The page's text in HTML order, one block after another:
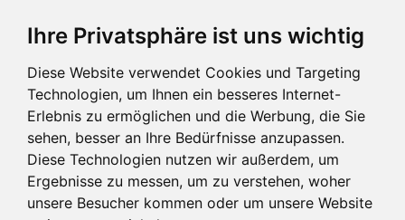
Ihre Privatsphäre ist uns wichtig
Diese Website verwendet Cookies und Targeting
Technologien, um Ihnen ein besseres Internet-
Erlebnis zu ermöglichen und die Werbung, die Sie
sehen, besser an Ihre Bedürfnisse anzupassen.
Diese Technologien nutzen wir außerdem, um
Ergebnisse zu messen, um zu verstehen, woher
unsere Besucher kommen oder um unsere Website